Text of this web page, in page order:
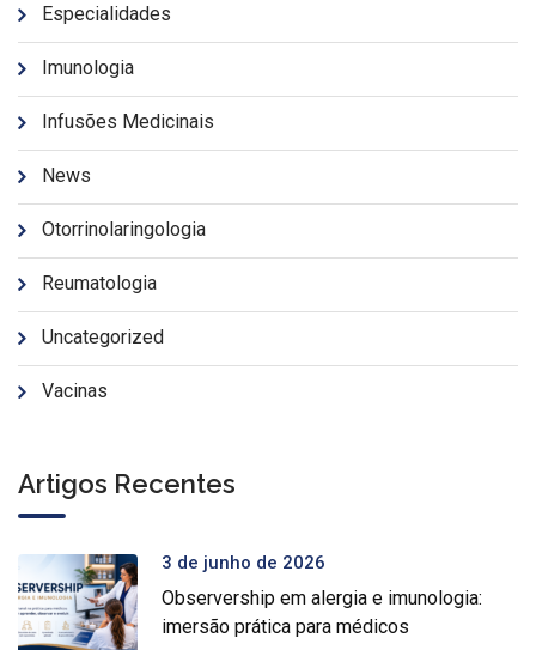
Especialidades
Imunologia
Infusões Medicinais
News
Otorrinolaringologia
Reumatologia
Uncategorized
Vacinas
Artigos Recentes
3 de junho de 2026
Observership em alergia e imunologia:
imersão prática para médicos